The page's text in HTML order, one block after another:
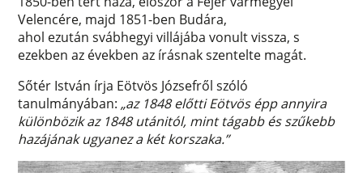
Velencére, majd 1851-ben Budára,
ahol ezután svábhegyi villájába vonult vissza, s
ezekben az években az írásnak szentelte magát.
Sőtér István írja Eötvös Józsefről szóló
tanulmányában:„az 1848 előtti Eötvös épp annyira
különbözik az 1848 utánitól, mint tágabb és szűkebb
hazájának ugyanez a két korszaka.”